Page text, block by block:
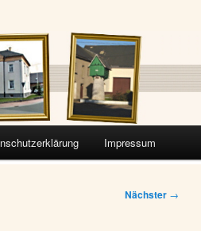
Impressum
Nächster →